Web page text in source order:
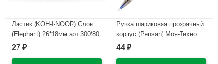
Ластик (KOH-I-NOOR) Слон
(Elephant) 26*18мм арт.300/80
В наличии
27 ₽
Ручка шариковая прозрачный
корпус (Pensan) Моя-Техно
(MY-TECH) синий, 0,7мм,
44 ₽